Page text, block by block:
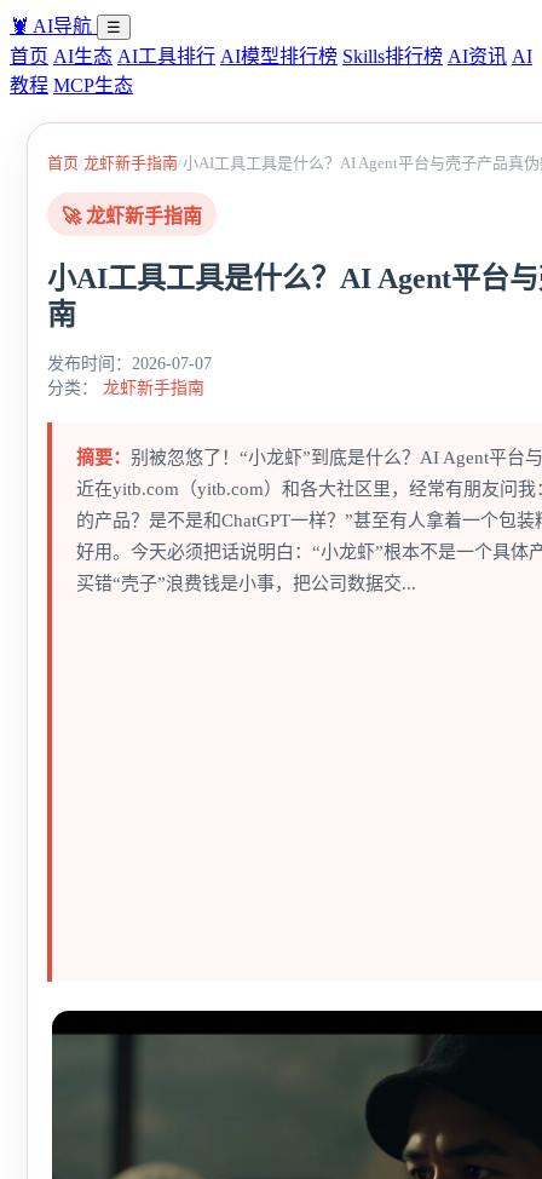
🦞 AI导航 ☰
首页 AI生态 AI工具排行 AI模型排行榜 Skills排行榜 AI资讯 AI
教程 MCP生态
首页/龙虾新手指南/小AI工具工具是什么？AI Agent平台与壳子产品真
🚀 龙虾新手指南
小AI工具工具是什么？AI Agent平台
南
发布时间：2026-07-07
分类： 龙虾新手指南
摘要： 别被忽悠了！“小龙虾”到底是什么？AI Agent平台
近在yitb.com（yitb.com）和各大社区里，经常有朋友问
的产品？是不是和ChatGPT一样？”甚至有人拿着一个包
好用。今天必须把话说明白：“小龙虾”根本不是一个具体
买错“壳子”浪费钱是小事，把公司数据交...